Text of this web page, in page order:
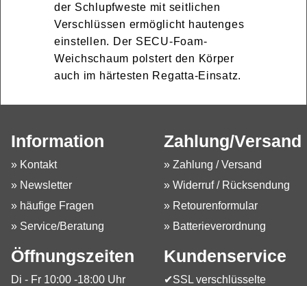
der Schlupfweste mit seitlichen
Verschlüssen ermöglicht hautenges
einstellen. Der SECU-Foam-
Weichschaum polstert den Körper
auch im härtesten Regatta-Einsatz.
Information
» Kontakt
» Newsletter
» häufige Fragen
» Service/Beratung
Zahlung/Versand
» Zahlung / Versand
» Widerruf / Rücksendung
» Retourenformular
» Batterieverordnung
Öffnungszeiten
Di - Fr 10:00 -18:00 Uhr
Kundenservice
✔SSL verschlüsselte